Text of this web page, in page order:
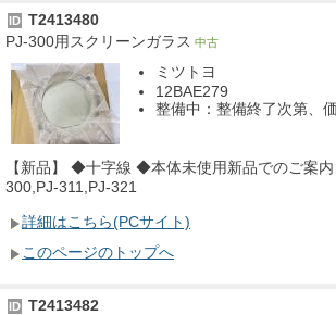
ID T2413480
PJ-300用スクリーンガラス 中古
ミツトヨ
12BAE279
整備中：整備終了次第、
【新品】 ◆十字線 ◆本体未使用新品でのご案
300,PJ-311,PJ-321
詳細はこちら(PCサイト)
このページのトップへ
ID T2413482